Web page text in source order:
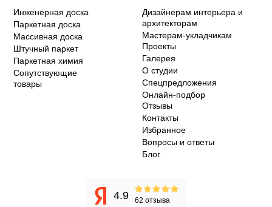
Инженерная доска
Паркетная доска
Массивная доска
Штучный паркет
Паркетная химия
Сопутствующие
товары
Дизайнерам интерьера и
архитекторам
Мастерам-укладчикам
Проекты
Галерея
О студии
Спецпредложения
Онлайн-подбор
Отзывы
Контакты
Избранное
Вопросы и ответы
Блог
4.9 62 отзыва